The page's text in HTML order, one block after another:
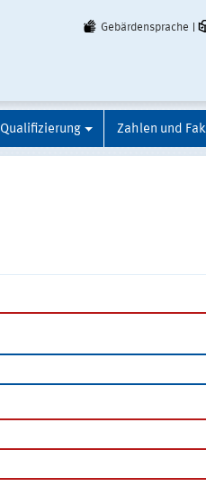
Gebärdensprache
Qualifizierung Zahlen und